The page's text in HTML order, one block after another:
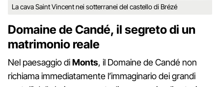
La cava Saint Vincent nei sotterranei del castello di Brézé
Domaine de Candé, il segreto di un
matrimonio reale
Nel paesaggio diMonts, il Domaine de Candé non
richiama immediatamente l’immaginario dei grandi